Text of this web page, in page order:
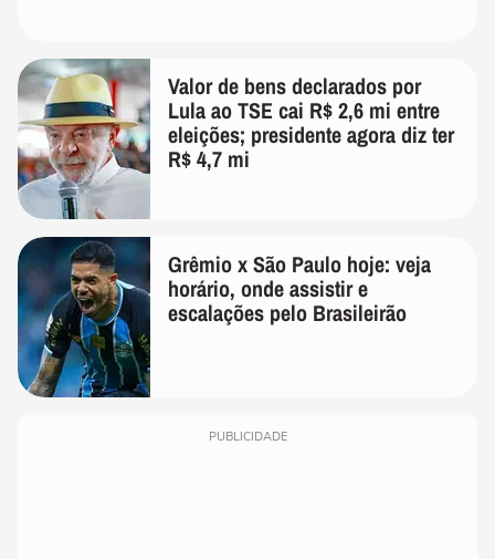
Valor de bens declarados por
Lula ao TSE cai R$ 2,6 mi entre
eleições; presidente agora diz ter
R$ 4,7 mi
Grêmio x São Paulo hoje: veja
horário, onde assistir e
escalações pelo Brasileirão
PUBLICIDADE